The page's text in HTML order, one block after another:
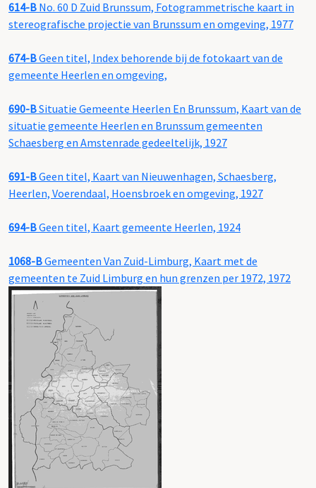
614-B No. 60 D Zuid Brunssum, Fotogrammetrische kaart in
stereografische projectie van Brunssum en omgeving, 1977
674-BGeen titel, Index behorende bij de fotokaart van de
gemeente Heerlen en omgeving,
690-BSituatie Gemeente Heerlen En Brunssum, Kaart van de
situatie gemeente Heerlen en Brunssum gemeenten
Schaesberg en Amstenrade gedeeltelijk, 1927
691-BGeen titel, Kaart van Nieuwenhagen, Schaesberg,
Heerlen, Voerendaal, Hoensbroek en omgeving, 1927
694-BGeen titel, Kaart gemeente Heerlen, 1924
1068-BGemeenten Van Zuid-Limburg, Kaart met de
gemeenten te Zuid Limburg en hun grenzen per 1972, 1972